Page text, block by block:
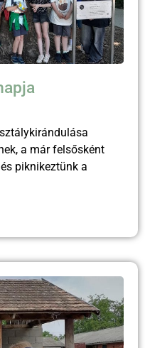
a már felsősként
piknikeztünk a